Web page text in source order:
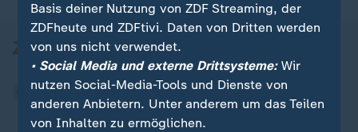
Basis deiner Nutzung von ZDF Streaming, der
ZDFheute und ZDFtivi. Daten von Dritten werden
von uns nicht verwendet.
• Social Media und externe Drittsysteme:Wir
nutzen Social-Media-Tools und Dienste von
anderen Anbietern. Unter anderem um das Teilen
von Inhalten zu ermöglichen.